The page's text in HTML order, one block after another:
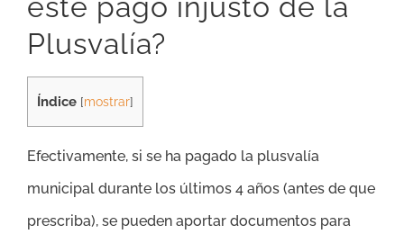
Plusvalía?
Índice [mostrar]
Efectivamente, si se ha pagado la plusvalía
municipal durante los últimos 4 años (antes de que
prescriba), se pueden aportar documentos para